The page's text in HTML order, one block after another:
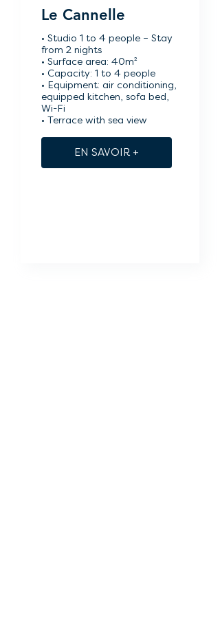
Le Cannelle
• Studio 1 to 4 people – Stay
from 2 nights
• Surface area: 40m²
• Capacity: 1 to 4 people
• Equipment: air conditioning,
equipped kitchen, sofa bed,
Wi-Fi
• Terrace with sea view
EN SAVOIR +